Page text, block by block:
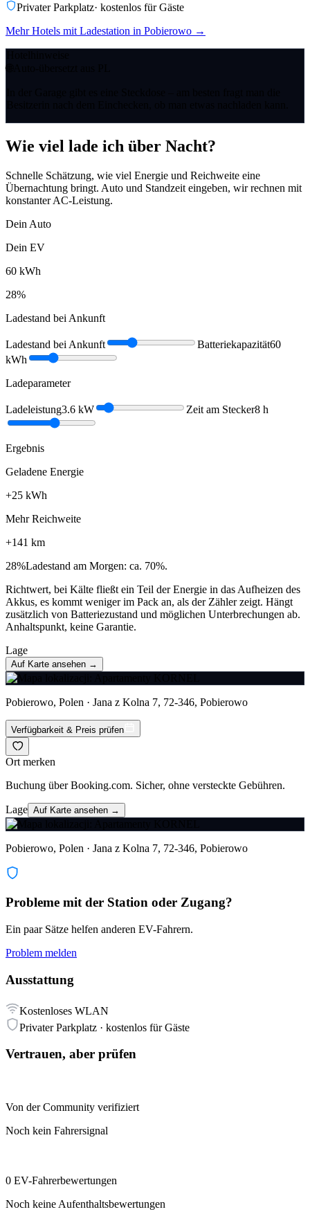
Privater Parkplatz· kostenlos für Gäste
Mehr Hotels mit Ladestation in Pobierowo →
Wie viel lade ich über Nacht?
Schnelle Schätzung, wie viel Energie und Reichweite eine
Übernachtung bringt. Auto und Standzeit eingeben, wir rechnen mit
konstanter AC-Leistung.
Dein Auto
Dein EV
60 kWh
28%
Ladestand bei Ankunft
Ladestand bei Ankunft Batteriekapazität60
kWh
Ladeparameter
Ladeleistung3.6 kW Zeit am Stecker8 h
Ergebnis
Geladene Energie
+25 kWh
Mehr Reichweite
+141 km
28%Ladestand am Morgen: ca. 70%.
Richtwert, bei Kälte fließt ein Teil der Energie in das Aufheizen des
Akkus, es kommt weniger im Pack an, als der Zähler zeigt. Hängt
zusätzlich von Batteriezustand und möglichen Unterbrechungen ab.
Anhaltspunkt, keine Garantie.
Lage
Auf Karte ansehen →
Pobierowo, Polen · Jana z Kolna 7, 72-346, Pobierowo
Verfügbarkeit & Preis prüfen
Ort merken
Buchung über Booking.com. Sicher, ohne versteckte Gebühren.
Lage Auf Karte ansehen →
Pobierowo, Polen · Jana z Kolna 7, 72-346, Pobierowo
Probleme mit der Station oder Zugang?
Ein paar Sätze helfen anderen EV-Fahrern.
Problem melden
Ausstattung
Kostenloses WLAN
Privater Parkplatz · kostenlos für Gäste
Vertrauen, aber prüfen
Von der Community verifiziert
Noch kein Fahrersignal
0 EV-Fahrerbewertungen
Noch keine Aufenthaltsbewertungen